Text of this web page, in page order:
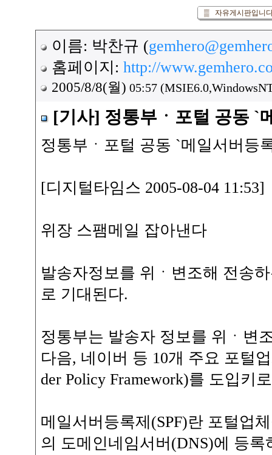
▒ 자유게시판입니
이름: 박찬규 (
홈페이지: http://
2005/8/8(월) 05:57
[기사] 정통부ㆍ포털 공동
정통부ㆍ포털 공동 `메일서버등
[디지털타임스 2005-08-04
위장 스팸메일 잡아낸다
발송자정보를 위ㆍ변조해 전송
로 기대된다.
정통부는 발송자 정보를 위ㆍ변
다음, 네이버 등 10개 주요 포털
der Policy Framework)를 도입키
메일서버등록제(SPF)란 포털업
의 도메인네임서버(DNS)에 등